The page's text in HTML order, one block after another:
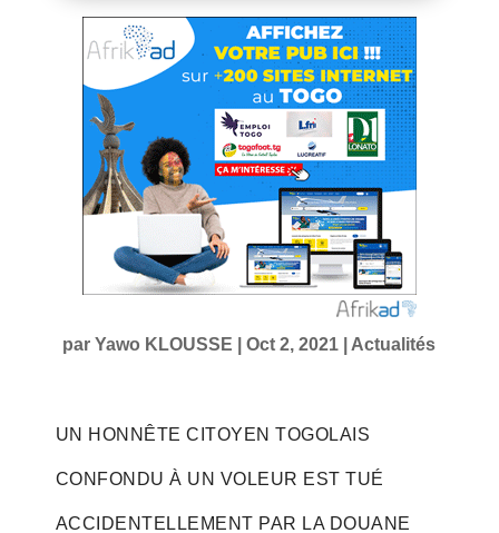
parYawo KLOUSSE |Oct 2, 2021 Actualités
UN HONNÊTE CITOYEN TOGOLAIS
CONFONDU À UN VOLEUR EST TUÉ
ACCIDENTELLEMENT PAR LA DOUANE